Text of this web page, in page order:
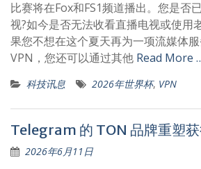
比赛将在Fox和FS1频道播出。您是否
视?如今是否无法收看直播电视或使用
果您不想在这个夏天再为一项流媒体
VPN，您还可以通过其他 Read More
科技讯息 2026年世界杯, VPN
Telegram 的 TON 品牌重塑
2026年6月11日